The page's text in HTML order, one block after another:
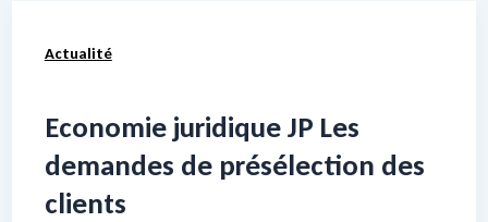
Actualité
Economie juridique JP Les
demandes de présélection des
clients